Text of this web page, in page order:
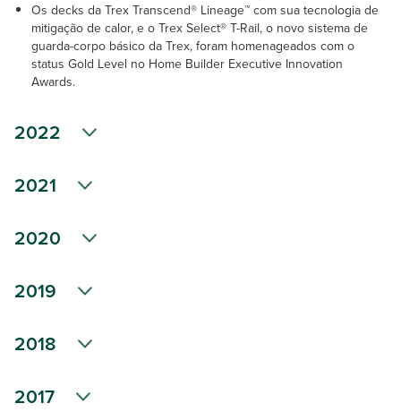
Os decks da Trex Transcend® Lineage™ com sua tecnologia de
mitigação de calor, e o Trex Select® T-Rail, o novo sistema de
guarda-corpo básico da Trex, foram homenageados com o
status Gold Level no Home Builder Executive Innovation
Awards.
2022
2021
2020
2019
2018
2017